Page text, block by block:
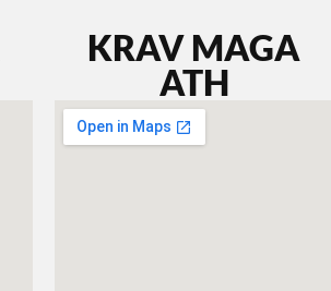
KRAV MAGA
ATH